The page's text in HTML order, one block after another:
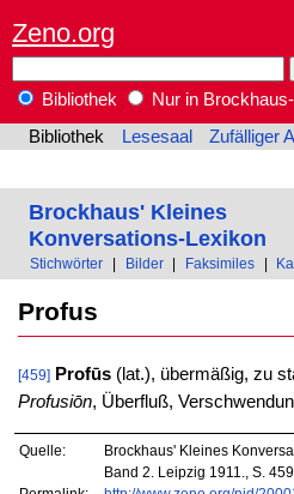
Zeno.org
Bibliothek
Nur in
Bibliothek
Lesesaal Zufälliger
Brockhaus' Kleines
Konversations-Lexikon
Stichwörter Bilder Faksimiles
Profus
[459] Profūs(lat.), übermäßig, zu
Profusiōn, Überfluß,
Quelle:
Brockhaus' Kleines
Band 2. Leipzig 1911., S. 459.